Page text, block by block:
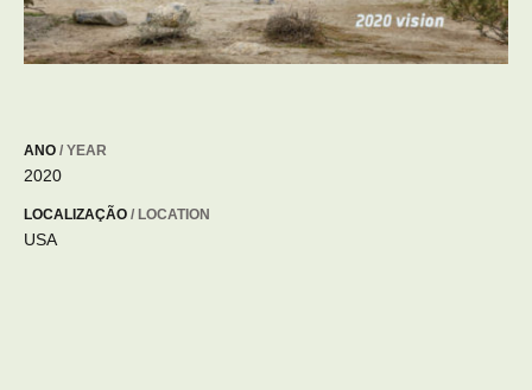
ANO / YEAR
2020
LOCALIZAÇÃO / LOCATION
USA